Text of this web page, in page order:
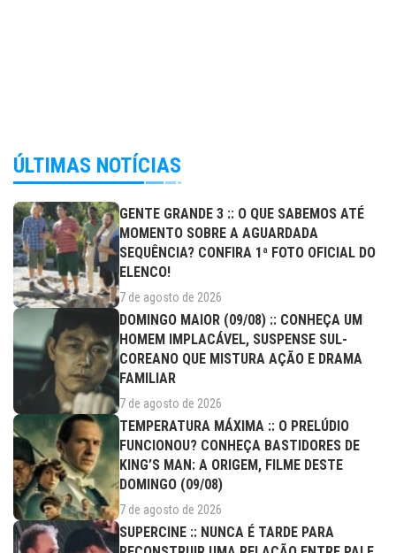
ÚLTIMAS NOTÍCIAS
GENTE GRANDE 3 :: O QUE SABEMOS ATÉ
MOMENTO SOBRE A AGUARDADA
SEQUÊNCIA? CONFIRA 1ª FOTO OFICIAL DO
ELENCO!
7 de agosto de 2026
DOMINGO MAIOR (09/08) :: CONHEÇA UM
HOMEM IMPLACÁVEL, SUSPENSE SUL-
COREANO QUE MISTURA AÇÃO E DRAMA
FAMILIAR
7 de agosto de 2026
TEMPERATURA MÁXIMA :: O PRELÚDIO
FUNCIONOU? CONHEÇA BASTIDORES DE
KING’S MAN: A ORIGEM, FILME DESTE
DOMINGO (09/08)
7 de agosto de 2026
SUPERCINE :: NUNCA É TARDE PARA